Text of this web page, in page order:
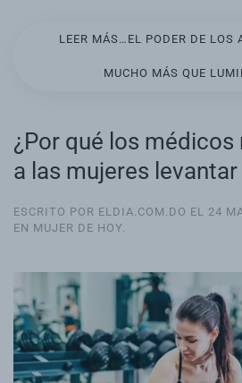
LEER MÁS…EL PODER DE LOS
MUCHO MÁS QUE
¿Por qué los
a las mujeres
ESCRITO POR ELDIA.COM.DO EL 24
EN MUJER DE HOY.